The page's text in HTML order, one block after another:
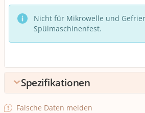
Nicht für Mikrowelle und
Spülmaschinenfest.
Spezifikationen
Umpack
Falsche Daten melden